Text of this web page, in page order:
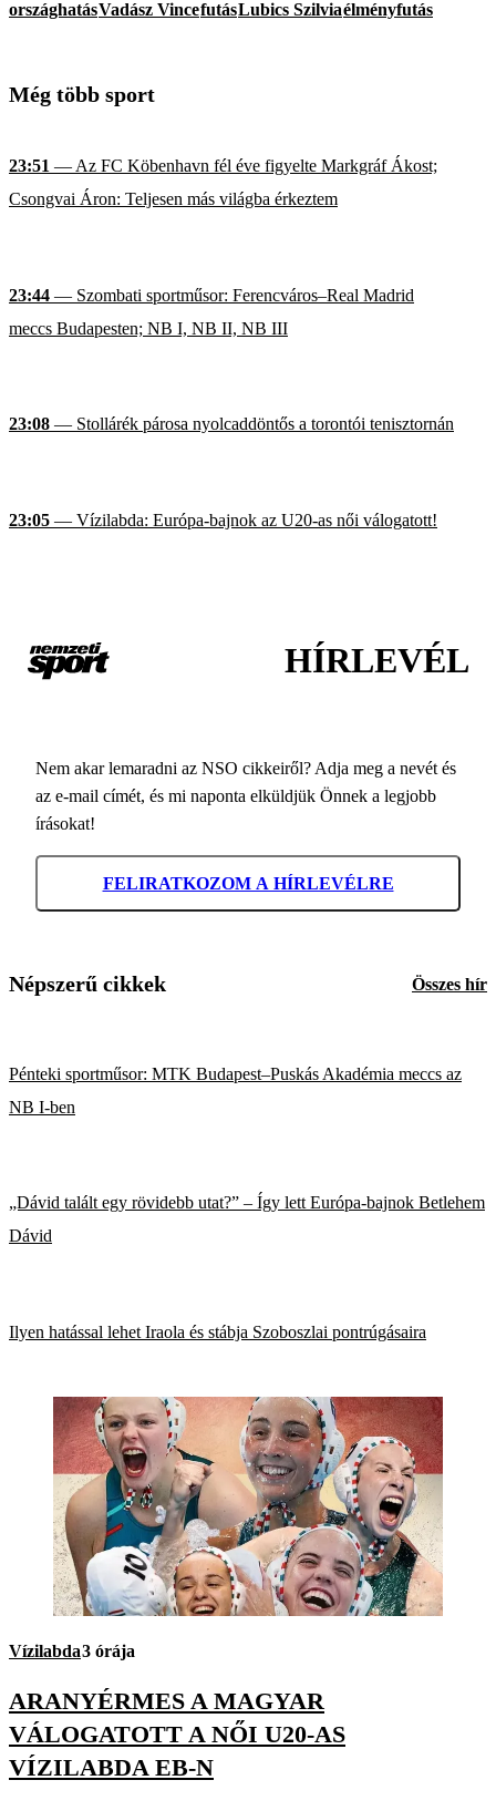
országhatásVadász VincefutásLubics Szilviaélményfutás
Még több sport
23:51 — Az FC Köbenhavn fél éve figyelte Markgráf Ákost;
Csongvai Áron: Teljesen más világba érkeztem
23:44 — Szombati sportműsor: Ferencváros–Real Madrid
meccs Budapesten; NB I, NB II, NB III
23:08 — Stollárék párosa nyolcaddöntős a torontói tenisztornán
23:05 — Vízilabda: Európa-bajnok az U20-as női válogatott!
HÍRLEVÉL
Nem akar lemaradni az NSO cikkeiről? Adja meg a nevét és
az e-mail címét, és mi naponta elküldjük Önnek a legjobb
írásokat!
FELIRATKOZOM A HÍRLEVÉLRE
Népszerű cikkek Összes hír
Pénteki sportműsor: MTK Budapest–Puskás Akadémia meccs az
NB I-ben
„Dávid talált egy rövidebb utat?” – Így lett Európa-bajnok Betlehem
Dávid
Ilyen hatással lehet Iraola és stábja Szoboszlai pontrúgásaira
Vízilabda3 órája
ARANYÉRMES A MAGYAR
VÁLOGATOTT A NŐI U20-AS
VÍZILABDA EB-N